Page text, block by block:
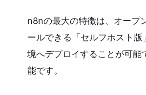
n8nの最大の特徴は、オープ
ールできる「セルフホスト
境へデプロイすることが可
能です。